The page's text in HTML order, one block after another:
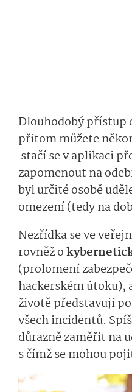
Dlouhodobý přístup
přitom můžete
stačí se v aplikaci
zapomenout na
byl určité osobě
omezení (tedy na
Nezřídka se ve
rovněž o
(prolomení
hackerském útoku),
životě představují
všech incidentů.
důrazně zaměřit na
s čímž se mohou